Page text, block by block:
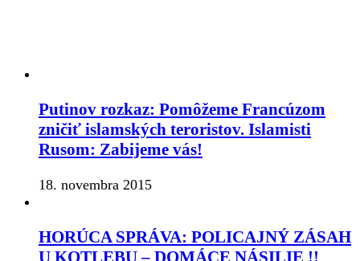
Putinov rozkaz: Pomôžeme Francúzom
zničiť islamských teroristov. Islamisti
Rusom: Zabijeme vás!
18. novembra 2015
HORÚCA SPRÁVA: POLICAJNÝ ZÁSAH
U KOTLEBU – DOMÁCE NÁSILIE !!